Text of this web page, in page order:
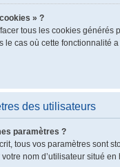
» ?
tous les cookies
le cas où cette
des utilisateurs
paramètres ?
tous vos paramètres sont
nom d’utilisateur situé